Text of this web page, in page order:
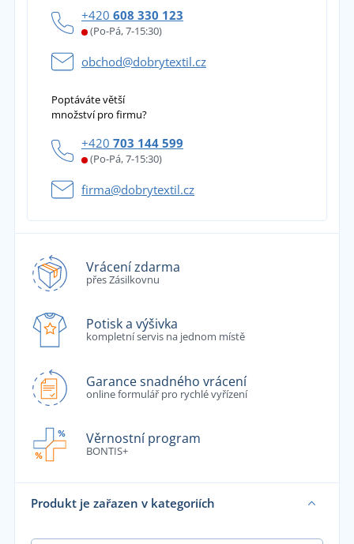
+420 608 330 123
(Po-Pá, 7-15:30)
obchod@dobrytextil.cz
Poptáváte větší
množství pro firmu?
+420 703 144 599
(Po-Pá, 7-15:30)
firma@dobrytextil.cz
Vrácení zdarma
přes Zásilkovnu
Potisk a výšivka
kompletní servis na jednom místě
Garance snadného vrácení
online formulář pro rychlé vyřízení
Věrnostní program
BONTIS+
Produkt je zařazen v kategoriích